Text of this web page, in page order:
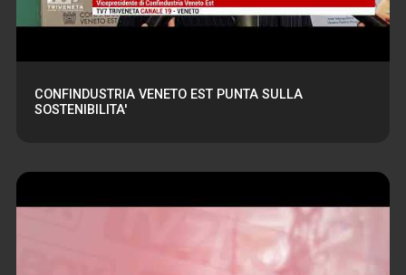
CONFINDUSTRIA VENETO EST PUNTA SULLA
SOSTENIBILITA'